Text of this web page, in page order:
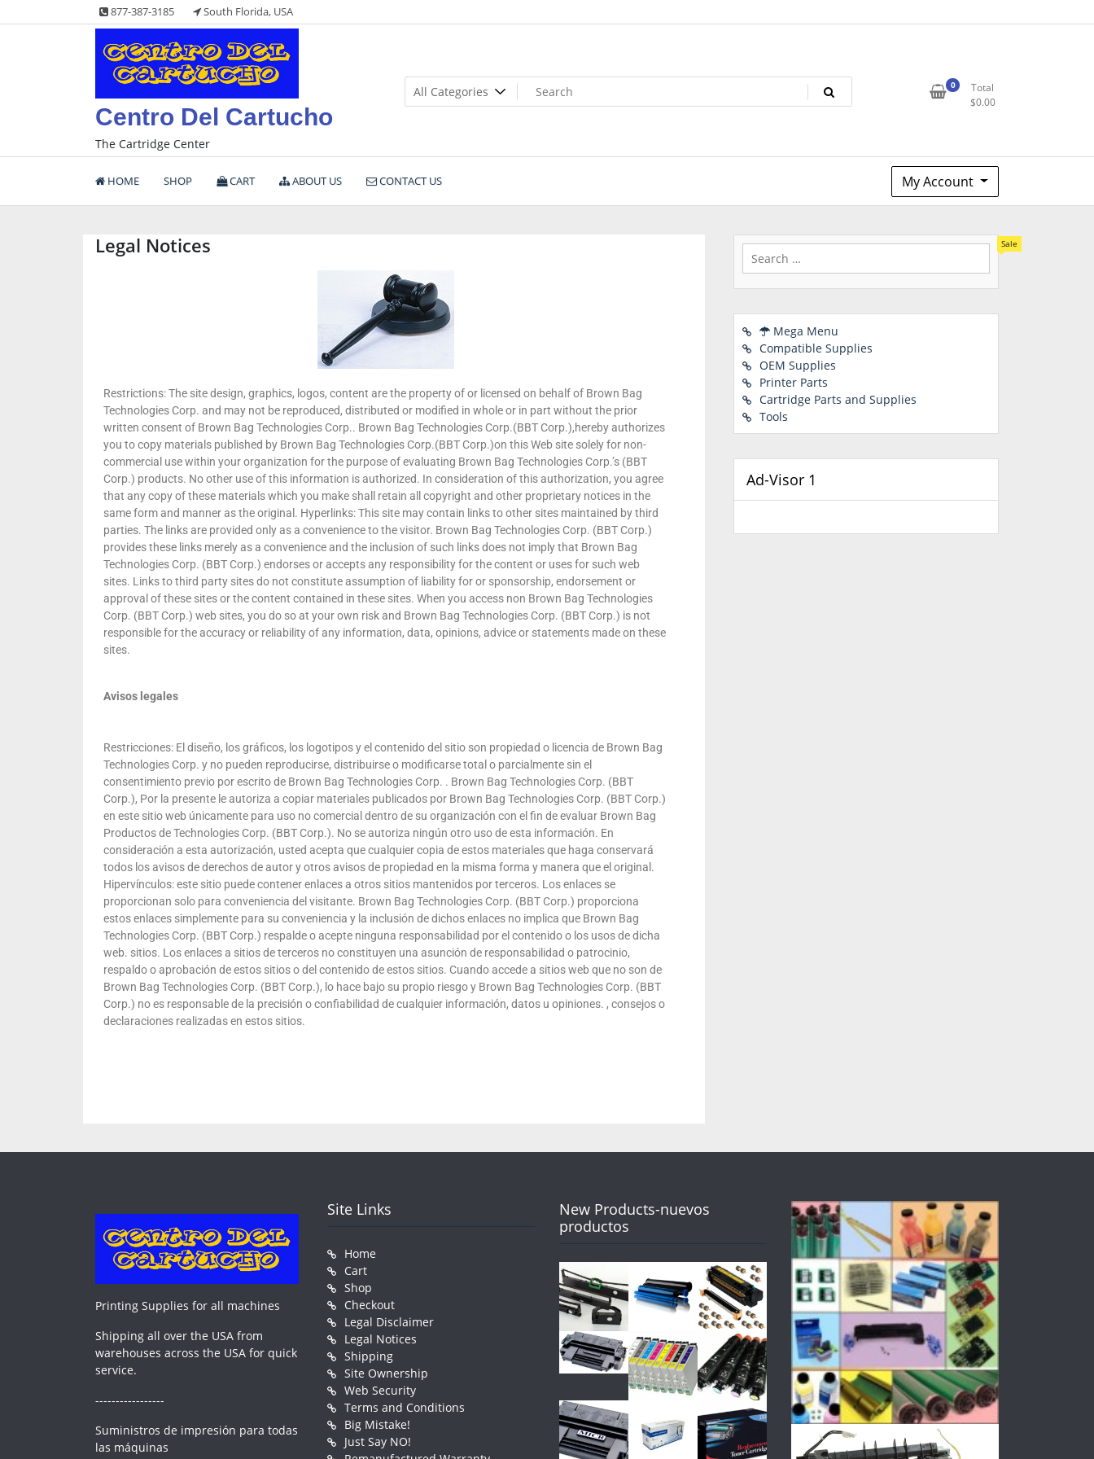
877-387-3185 South Florida, USA
Centro Del Cartucho
The Cartridge Center
0
Total
$0.00
HOME SHOP CART ABOUT US CONTACT US My Account
Legal Notices
Restrictions: The site design, graphics, logos, content are the property of or licensed on behalf of Brown Bag
Technologies Corp. and may not be reproduced, distributed or modified in whole or in part without the prior
written consent of Brown Bag Technologies Corp.. Brown Bag Technologies Corp.(BBT Corp.),hereby authorizes
you to copy materials published by Brown Bag Technologies Corp.(BBT Corp.)on this Web site solely for non-
commercial use within your organization for the purpose of evaluating Brown Bag Technologies Corp.’s (BBT
Corp.) products. No other use of this information is authorized. In consideration of this authorization, you agree
that any copy of these materials which you make shall retain all copyright and other proprietary notices in the
same form and manner as the original. Hyperlinks: This site may contain links to other sites maintained by third
parties. The links are provided only as a convenience to the visitor. Brown Bag Technologies Corp. (BBT Corp.)
provides these links merely as a convenience and the inclusion of such links does not imply that Brown Bag
Technologies Corp. (BBT Corp.) endorses or accepts any responsibility for the content or uses for such web
sites. Links to third party sites do not constitute assumption of liability for or sponsorship, endorsement or
approval of these sites or the content contained in these sites. When you access non Brown Bag Technologies
Corp. (BBT Corp.) web sites, you do so at your own risk and Brown Bag Technologies Corp. (BBT Corp.) is not
responsible for the accuracy or reliability of any information, data, opinions, advice or statements made on these
sites.
Avisos legales
Restricciones: El diseño, los gráficos, los logotipos y el contenido del sitio son propiedad o licencia de Brown Bag
Technologies Corp. y no pueden reproducirse, distribuirse o modificarse total o parcialmente sin el
consentimiento previo por escrito de Brown Bag Technologies Corp. . Brown Bag Technologies Corp. (BBT
Corp.), Por la presente le autoriza a copiar materiales publicados por Brown Bag Technologies Corp. (BBT Corp.)
en este sitio web únicamente para uso no comercial dentro de su organización con el fin de evaluar Brown Bag
Productos de Technologies Corp. (BBT Corp.). No se autoriza ningún otro uso de esta información. En
consideración a esta autorización, usted acepta que cualquier copia de estos materiales que haga conservará
todos los avisos de derechos de autor y otros avisos de propiedad en la misma forma y manera que el original.
Hipervínculos: este sitio puede contener enlaces a otros sitios mantenidos por terceros. Los enlaces se
proporcionan solo para conveniencia del visitante. Brown Bag Technologies Corp. (BBT Corp.) proporciona
estos enlaces simplemente para su conveniencia y la inclusión de dichos enlaces no implica que Brown Bag
Technologies Corp. (BBT Corp.) respalde o acepte ninguna responsabilidad por el contenido o los usos de dicha
web. sitios. Los enlaces a sitios de terceros no constituyen una asunción de responsabilidad o patrocinio,
respaldo o aprobación de estos sitios o del contenido de estos sitios. Cuando accede a sitios web que no son de
Brown Bag Technologies Corp. (BBT Corp.), lo hace bajo su propio riesgo y Brown Bag Technologies Corp. (BBT
Corp.) no es responsable de la precisión o confiabilidad de cualquier información, datos u opiniones. , consejos o
declaraciones realizadas en estos sitios.
Mega Menu
Sale
Compatible Supplies
OEM Supplies
Printer Parts
Cartridge Parts and Supplies
Tools
Ad-Visor 1
Printing Supplies for all machines
Shipping all over the USA from
warehouses across the USA for quick
service.
-----------------
Suministros de impresión para todas
las máquinas
Site Links
Home
Cart
Shop
Checkout
Legal Disclaimer
Legal Notices
Shipping
Site Ownership
Web Security
Terms and Conditions
Big Mistake!
Just Say NO!
New Products-nuevos
productos